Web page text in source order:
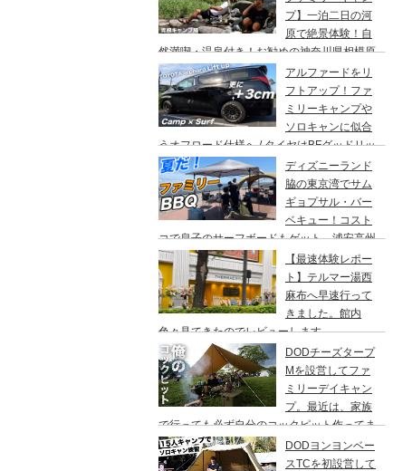
プ】一泊二日の河
原で絶景体験！自
然満喫・温泉付き！お勧めの神奈川県相模原
市・青根キャンプ場。
アルファードをリ
フトアップ！ファ
ミリーキャンプや
ソロキャンに似合
うオフロード仕様へ / タイヤはBFグッドリッ
チのオールテレーンTA。ホイールはデルタ
フォースのオーバル。アップサスはエスペリ
ア。
ディズニーランド
脇の東京湾でサム
ギョプサル・バー
ベキュー！コスト
コで息子のサーフボードもゲット、浦安高州
海浜公園、コールマンワンタッチタープ、フ
ァミリーキャンプ、BBQ
【最速体験レポー
ト】テルマー湯西
麻布へ早速行って
きました。館内
色々見てきたのでレビューします。
DODチーズタープ
Mを設営してファ
ミリーデイキャン
プ。最近は、家族
で行っても必ず自分のコックピット作ってま
す♪
DODヨンヨンベー
スTCを初設営して